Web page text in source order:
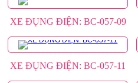
XE ĐỤNG ĐIỆN: BC-057-09
XE ĐỤNG ĐIỆN: BC-057-11